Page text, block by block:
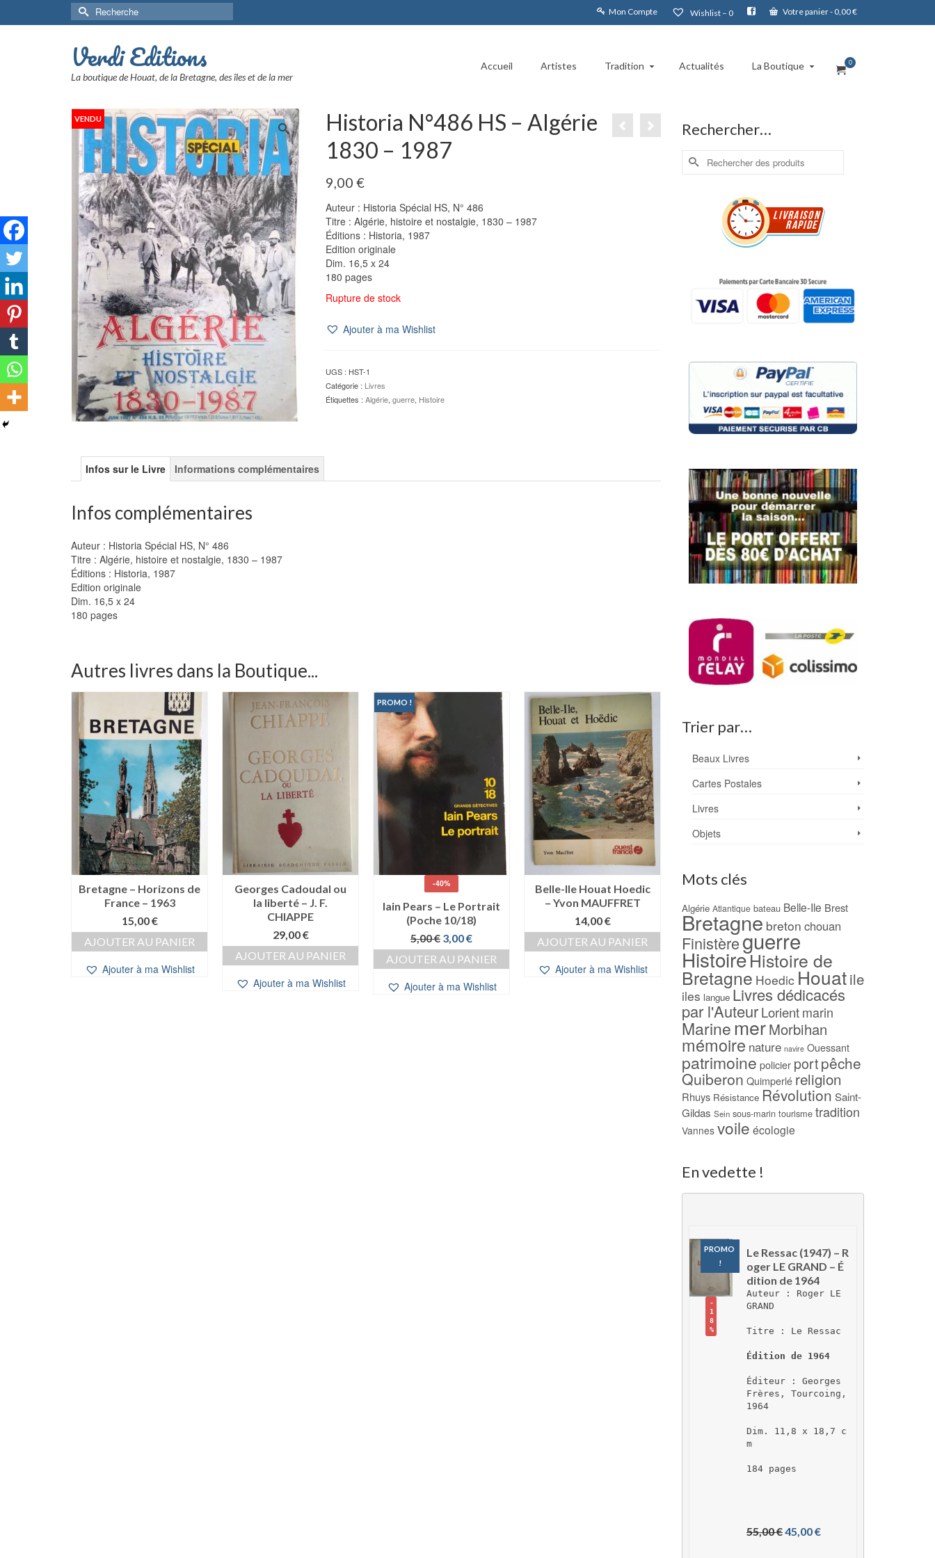
Mon Compte Wishlist – 0 Votre panier- 0,00€
Rechercher :
Verdi Editions
La boutique de Houat, de la Bretagne, des îles et de la mer
Accueil Artistes Tradition Actualités La Boutique 0
VENDU
Historia N°486 HS – Algérie
1830 – 1987
9,00 €
Auteur : Historia Spécial HS, N° 486
Titre : Algérie, histoire et nostalgie, 1830 – 1987
Éditions : Historia, 1987
Edition originale
Dim. 16,5 x 24
180 pages
Rupture de stock
Ajouter à ma Wishlist
UGS : HST-1
Catégorie : Livres
Étiquettes : Algérie, guerre, Histoire
Infos sur le Livre Informations complémentaires
Infos complémentaires
Auteur : Historia Spécial HS, N° 486
Titre : Algérie, histoire et nostalgie, 1830 – 1987
Éditions : Historia, 1987
Edition originale
Dim. 16,5 x 24
180 pages
Autres livres dans la Boutique...
Bretagne – Horizons de
France – 1963
15,00€
AJOUTER AU PANIER
Ajouter à ma Wishlist
Georges Cadoudal ou
la liberté – J. F.
CHIAPPE
29,00€
AJOUTER AU PANIER
Ajouter à ma Wishlist
PROMO !
-40%
Iain Pears – Le Portrait
(Poche 10/18)
5,00€ Le
prix
initial
5,00 €.
3,00€Le
prix
actuel
3,00 €.
AJOUTER AU PANIER
Ajouter à ma Wishlist
Belle-Ile Houat Hoedic
– Yvon MAUFFRET
14,00€
AJOUTER AU PANIER
Ajouter à ma Wishlist
Une visite à l’île de
Houat (1888) –
Alphonse DAUDET
45,00€
AJOUTER AU PANIER
Ajouter à ma Wishlist
Rechercher…
Rechercher :
Trier par…
Beaux Livres
Cartes Postales
Livres
Objets
Mots clés
Algérie Atlantique bateau Belle-Ile Brest
Bretagne breton chouan
Finistèreguerre
HistoireHistoire de
Bretagne Hoedic Houatile
iles langue Livres dédicacés
par l'Auteur Lorient marin
Marine merMorbihan
mémoire nature navire Ouessant
patrimoine policier portpêche
Quiberon Quimperlé religion
Rhuys Résistance Révolution Saint-
Gildas Sein sous-marin tourisme tradition
Vannes voile écologie
En vedette !
PROMO
!
-
1
8
%
Le Ressac (1947) – R
oger LE GRAND – É
dition de 1964
Auteur : Roger LE
GRAND
Titre : Le Ressac
Édition de 1964
Éditeur : Georges
Frères, Tourcoing,
1964
Dim. 11,8 x 18,7 c
m
184 pages
55,00 €L
45,00 €L